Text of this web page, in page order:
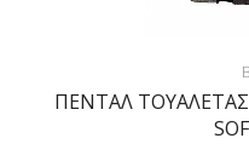
ΠΕΝΤΑΛ ΤΟΥΑΛΕΤΑΣ